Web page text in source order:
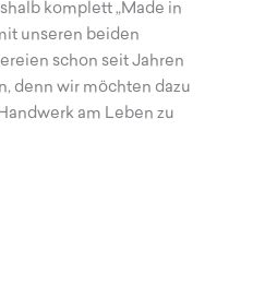
komplett „Made in
unseren beiden
schon seit Jahren
denn wir möchten dazu
am Leben zu